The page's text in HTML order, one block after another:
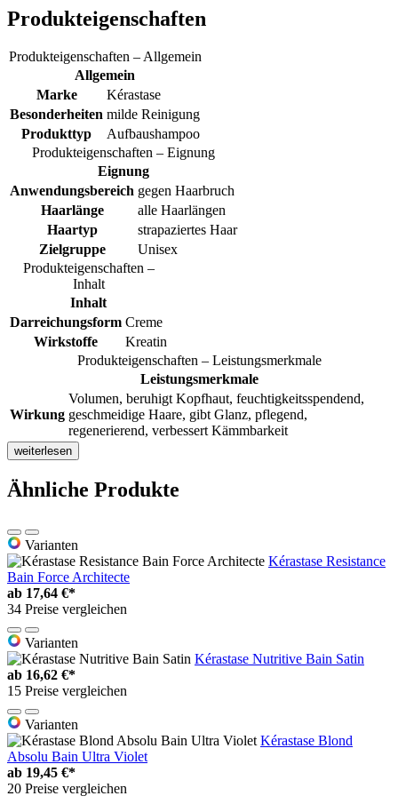
Produkteigenschaften
Produkteigenschaften – Allgemein
Allgemein
Marke
Kérastase
Besonderheiten milde Reinigung
Produkttyp
Aufbaushampoo
Produkteigenschaften – Eignung
Eignung
Anwendungsbereich gegen Haarbruch
Haarlänge
alle Haarlängen
Haartyp
strapaziertes Haar
Zielgruppe
Unisex
Produkteigenschaften –
Inhalt
Inhalt
Darreichungsform Creme
Wirkstoffe
Kreatin
Produkteigenschaften – Leistungsmerkmale
Leistungsmerkmale
Wirkung
Volumen, beruhigt Kopfhaut, feuchtigkeitsspendend,
geschmeidige Haare, gibt Glanz, pflegend,
regenerierend, verbessert Kämmbarkeit
weiterlesen
Ähnliche Produkte
Varianten
Kérastase Resistance
Bain Force Architecte
ab 17,64 €*
34 Preise vergleichen
Varianten
Kérastase Nutritive Bain Satin
ab 16,62 €*
15 Preise vergleichen
Varianten
Kérastase Blond
Absolu Bain Ultra Violet
ab 19,45 €*
20 Preise vergleichen